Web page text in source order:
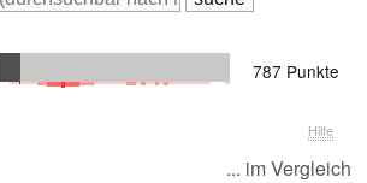
787 Punkte
Hilfe
... im Vergleich